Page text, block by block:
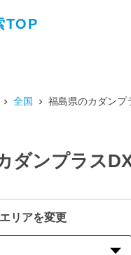
TOP
全国 福島県のカダンプ
ダンプラス
エリアを変更